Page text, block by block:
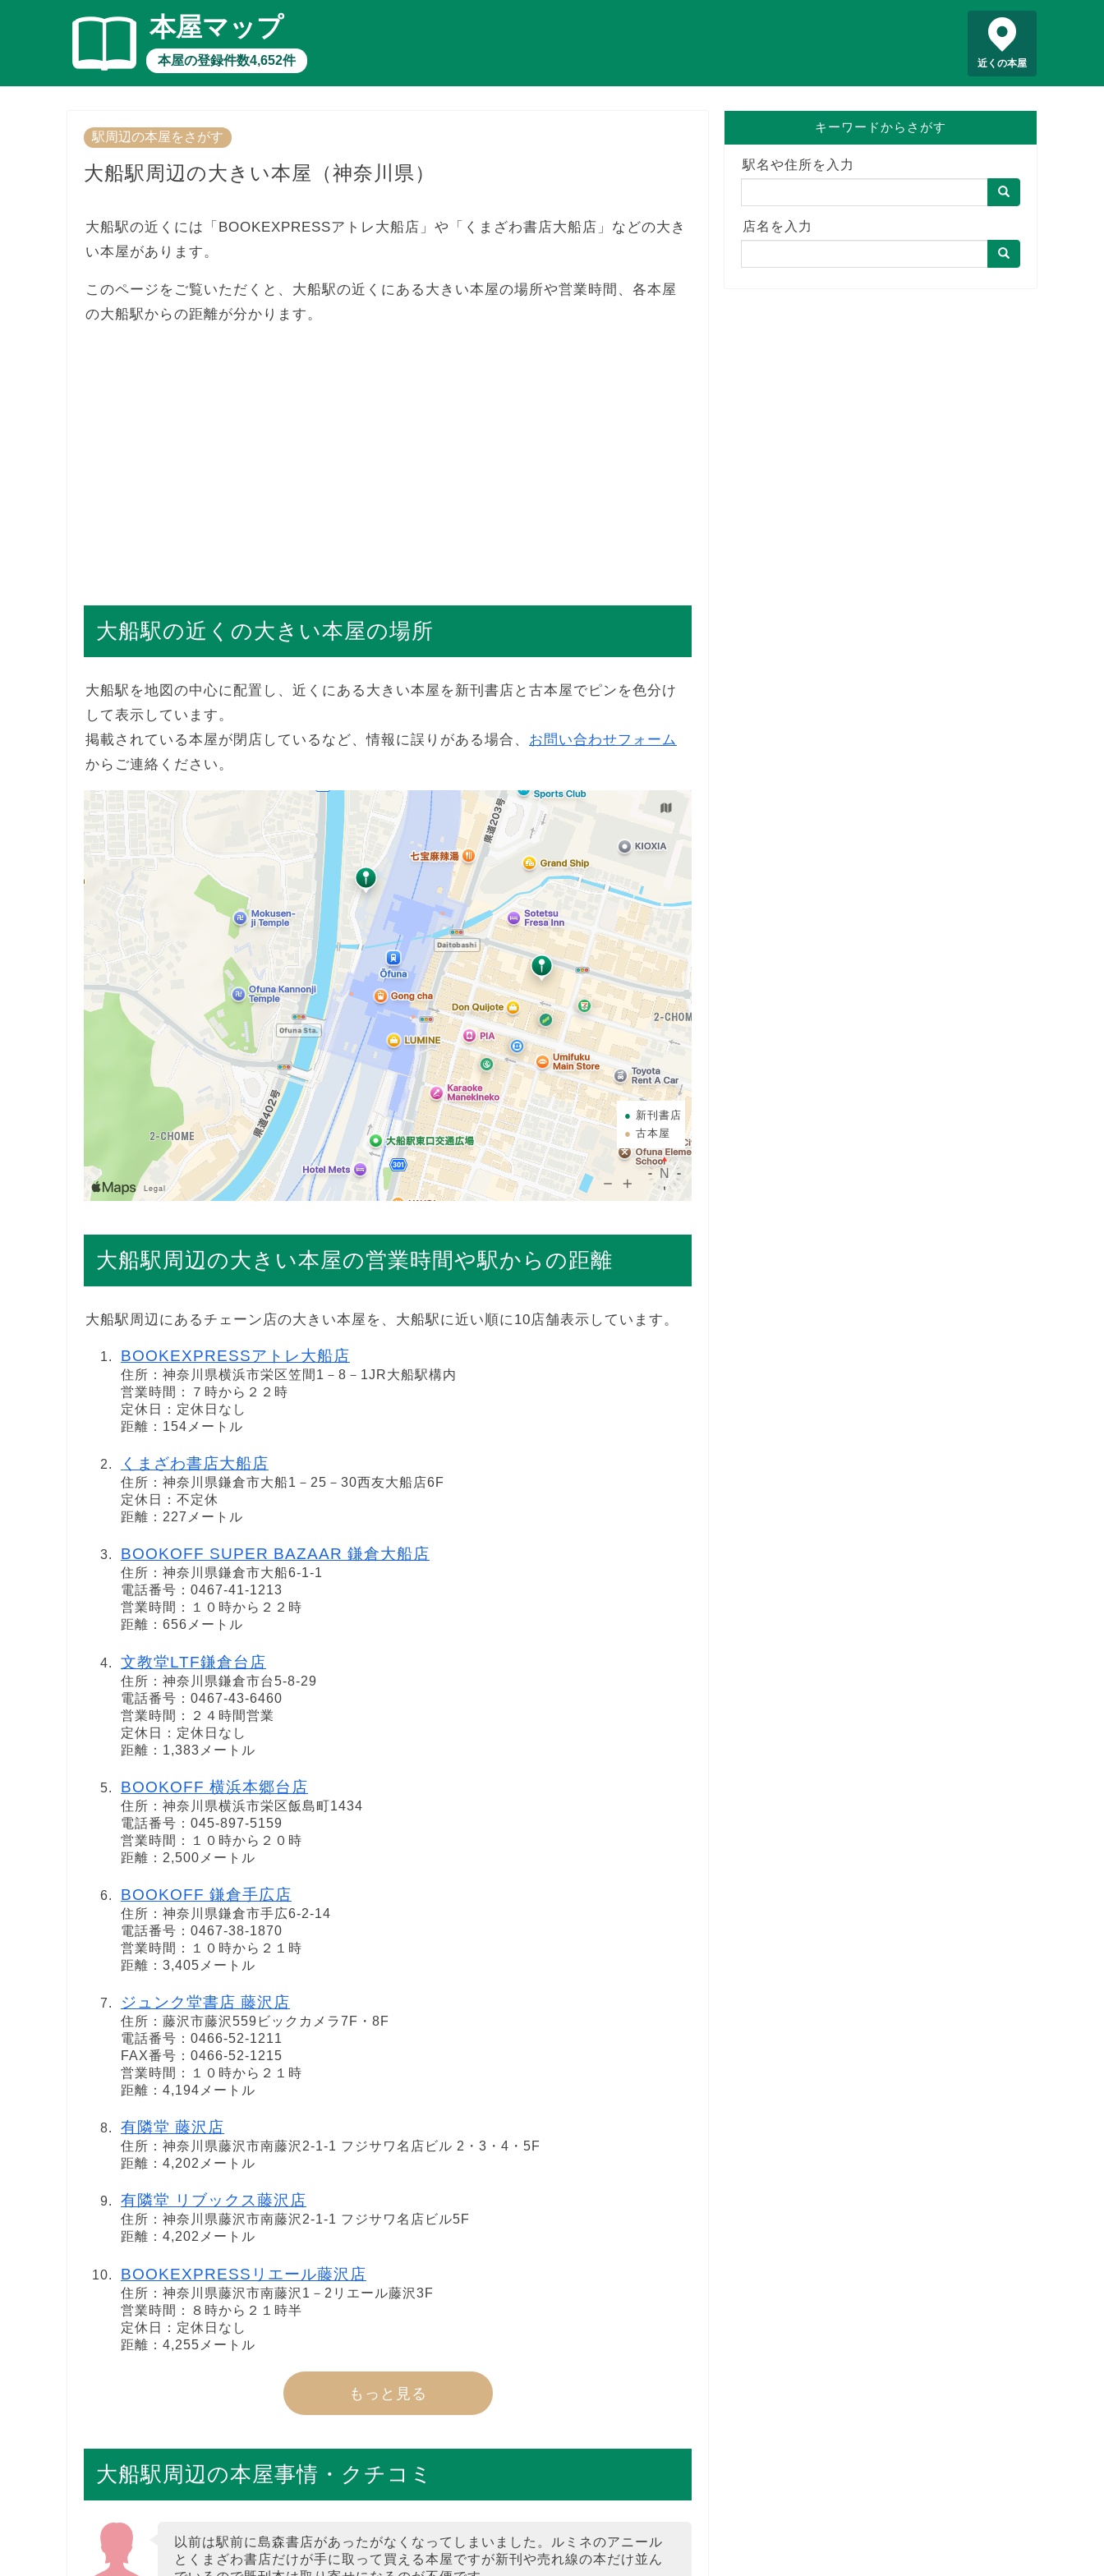
本屋マップ
本屋の登録件数4,652件 近くの本屋
駅周辺の本屋をさがす
大船駅周辺の大きい本屋（神奈川県）
大船駅の近くには「BOOKEXPRESSアトレ大船店」や「くまざわ書店大船店」などの大き
い本屋があります。
このページをご覧いただくと、大船駅の近くにある大きい本屋の場所や営業時間、各本屋
の大船駅からの距離が分かります。
大船駅の近くの大きい本屋の場所
大船駅を地図の中心に配置し、近くにある大きい本屋を新刊書店と古本屋でピンを色分け
して表示しています。
掲載されている本屋が閉店しているなど、情報に誤りがある場合、 お問い合わせフォーム
からご連絡ください。
新刊書店
古本屋
大船駅周辺の大きい本屋の営業時間や駅からの距離
大船駅周辺にあるチェーン店の大きい本屋を、大船駅に近い順に10店舗表示しています。
BOOKEXPRESSアトレ大船店
住所：神奈川県横浜市栄区笠間1－8－1JR大船駅構内
営業時間：７時から２２時
定休日：定休日なし
距離：154メートル
くまざわ書店大船店
住所：神奈川県鎌倉市大船1－25－30西友大船店6F
定休日：不定休
距離：227メートル
BOOKOFF SUPER BAZAAR 鎌倉大船店
住所：神奈川県鎌倉市大船6-1-1
電話番号：0467-41-1213
営業時間：１０時から２２時
距離：656メートル
文教堂LTF鎌倉台店
住所：神奈川県鎌倉市台5-8-29
電話番号：0467-43-6460
営業時間：２４時間営業
定休日：定休日なし
距離：1,383メートル
BOOKOFF 横浜本郷台店
住所：神奈川県横浜市栄区飯島町1434
電話番号：045-897-5159
営業時間：１０時から２０時
距離：2,500メートル
BOOKOFF 鎌倉手広店
住所：神奈川県鎌倉市手広6-2-14
電話番号：0467-38-1870
営業時間：１０時から２１時
距離：3,405メートル
ジュンク堂書店 藤沢店
住所：藤沢市藤沢559ビックカメラ7F・8F
電話番号：0466-52-1211
FAX番号：0466-52-1215
営業時間：１０時から２１時
距離：4,194メートル
有隣堂 藤沢店
住所：神奈川県藤沢市南藤沢2-1-1 フジサワ名店ビル 2・3・4・5F
距離：4,202メートル
有隣堂 リブックス藤沢店
住所：神奈川県藤沢市南藤沢2-1-1 フジサワ名店ビル5F
距離：4,202メートル
BOOKEXPRESSリエール藤沢店
住所：神奈川県藤沢市南藤沢1－2リエール藤沢3F
営業時間：８時から２１時半
定休日：定休日なし
距離：4,255メートル
もっと見る
大船駅周辺の本屋事情・クチコミ
以前は駅前に島森書店があったがなくなってしまいました。ルミネのアニール
とくまざわ書店だけが手に取って買える本屋ですが新刊や売れ線の本だけ並ん
キーワードからさがす
駅名や住所を入力
店名を入力